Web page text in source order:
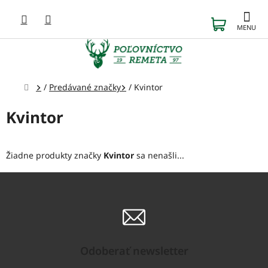
obsah
KOŠÍK
Domov
/ Predávané značky / Kvintor
Kvintor
Žiadne produkty značky Kvintor sa nenašli...